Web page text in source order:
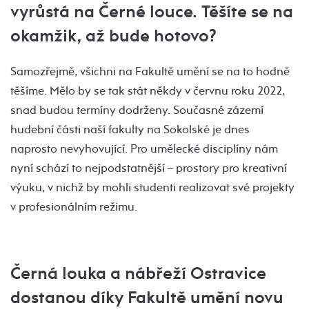
vyrůstá na Černé louce. Těšíte se na
okamžik, až bude hotovo?
Samozřejmě, všichni na Fakultě umění se na to hodně
těšíme. Mělo by se tak stát někdy v červnu roku 2022,
snad budou termíny dodrženy. Současné zázemí
hudební části naší fakulty na Sokolské je dnes
naprosto nevyhovující. Pro umělecké disciplíny nám
nyní schází to nejpodstatnější – prostory pro kreativní
výuku, v nichž by mohli studenti realizovat své projekty
v profesionálním režimu.
Černá louka a nábřeží Ostravice
dostanou díky Fakultě umění novu